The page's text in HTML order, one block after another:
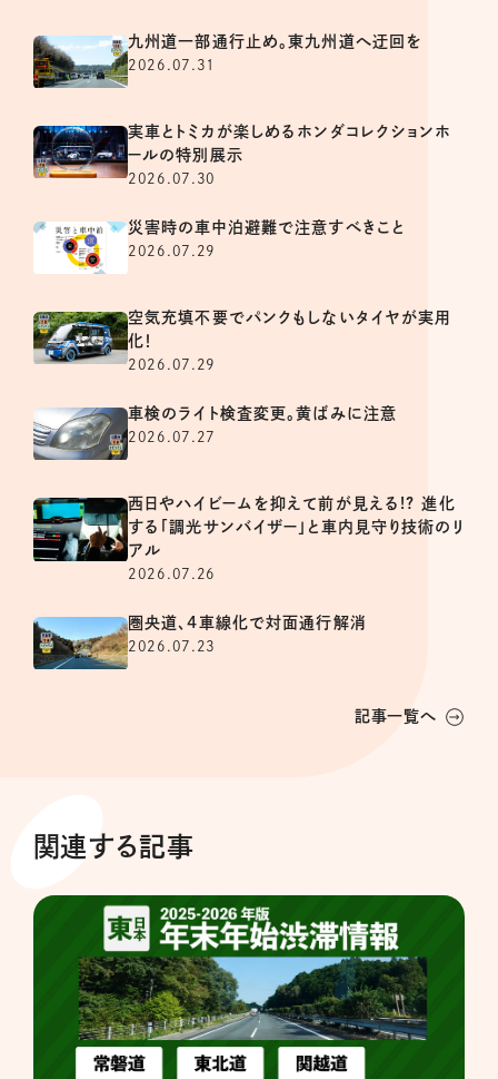
九州道一部通行止め。東九州道へ迂回を
2026.07.31
実車とトミカが楽しめるホンダコレクションホ
ールの特別展示
2026.07.30
災害時の車中泊避難で注意すべきこと
2026.07.29
空気充填不要でパンクもしないタイヤが実用
化！
2026.07.29
車検のライト検査変更。黄ばみに注意
2026.07.27
西日やハイビームを抑えて前が見える!? 進化
する「調光サンバイザー」と車内見守り技術のリ
アル
2026.07.26
圏央道、4車線化で対面通行解消
2026.07.23
記事一覧へ
関連する記事